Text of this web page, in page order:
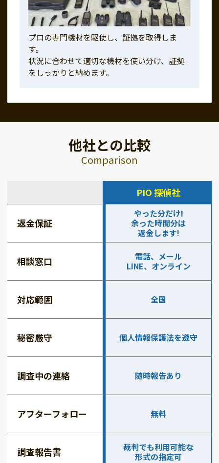
プロの専門機材を駆使し、証拠を取得しま
す。
状況に合わせて適切な機材を使い分け、証拠
をしっかりと納めます。
他社との比較
Comparison
PIO 探偵社
返金保証
やった分だけ!
余った時間分は
返金します!
相談窓口
電話、メール
LINE、オンライン
対応範囲 全国
秘密厳守 個人情報保護法を遵守
調査中の連絡 随時報告あり
アフターフォロー 無料
調査報告書
裁判でも利用可能な
形式の指定可